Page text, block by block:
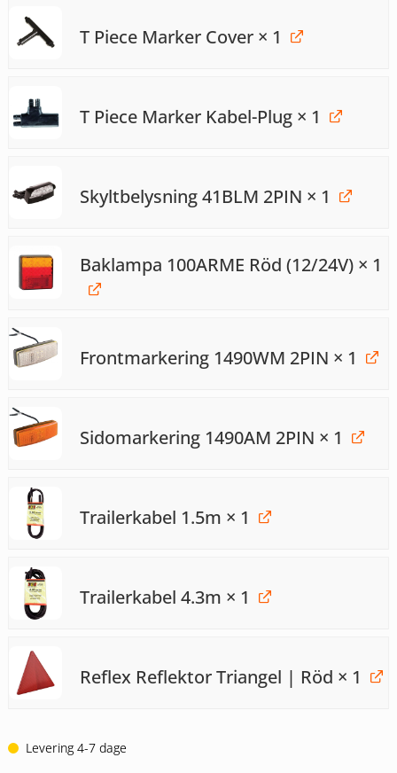
T Piece Marker Cover× 1
T Piece Marker Kabel-Plug× 1
Skyltbelysning 41BLM 2PIN × 1
Baklampa 100ARME Röd (12/24V)× 1
Frontmarkering 1490WM 2PIN × 1
Sidomarkering 1490AM 2PIN × 1
Trailerkabel 1.5m × 1
Trailerkabel 4.3m × 1
Reflex Reflektor Triangel | Röd × 1
Levering 4-7 dage